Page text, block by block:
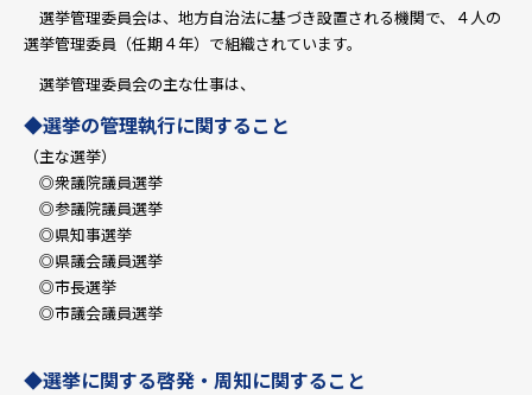
選挙管理委員会は、地方自治法に基づき設置される機関で、４人の
選挙管理委員（任期４年）で組織されています。
選挙管理委員会の主な仕事は、
◆選挙の管理執行に関すること
（主な選挙）
◎衆議院議員選挙
◎参議院議員選挙
◎県知事選挙
◎県議会議員選挙
◎市長選挙
◎市議会議員選挙
◆選挙に関する啓発・周知に関すること